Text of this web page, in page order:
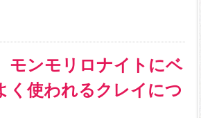
モンモリロナイトにベ
く使われるクレイにつ